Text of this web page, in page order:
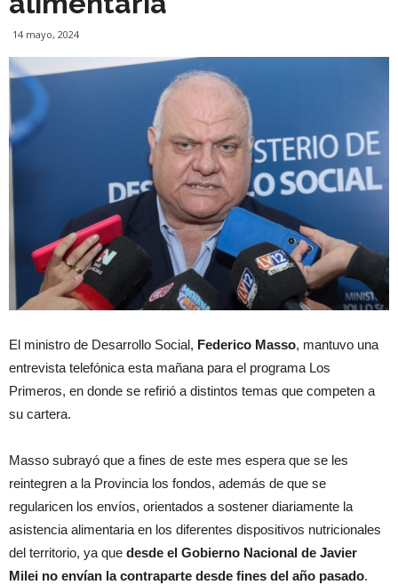
14 mayo, 2024
El ministro de Desarrollo Social, Federico Masso, mantuvo una
entrevista telefónica esta mañana para el programa Los
Primeros, en donde se refirió a distintos temas que competen a
su cartera.
Masso subrayó que a fines de este mes espera que se les
reintegren a la Provincia los fondos, además de que se
regularicen los envíos, orientados a sostener diariamente la
asistencia alimentaria en los diferentes dispositivos nutricionales
del territorio, ya que desde el Gobierno Nacional de Javier
Milei no envían la contraparte desde fines del año pasado.